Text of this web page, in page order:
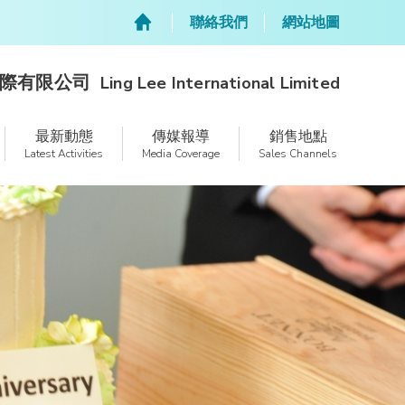
聯絡我們 網站地圖
有限公司 Ling Lee International Limited
最新動態
Latest Activities
傳媒報導
Media Coverage
銷售地點
Sales Channels